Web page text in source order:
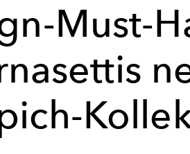
Must-